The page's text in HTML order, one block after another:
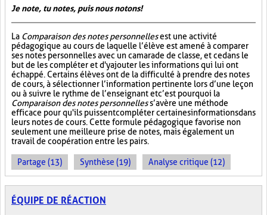
Je note, tu notes, puis nous notons!
La Comparaison des notes personnellesest une activité
pédagogique au cours de laquelle l’élève est amené à comparer
ses notes personnelles avec un camarade de classe, et ce dans le
but de les compléter et d'y ajouter les informations qui lui ont
échappé. Certains élèves ont de la difficulté à prendre des notes
de cours, à sélectionner l’information pertinente lors d’une leçon
ou à suivre le rythme de l’enseignant et c’est pourquoi la
Comparaison des notes personnelless’avère une méthode
efficace pour qu'ils puissent compléter certaines informations dans
leurs notes de cours. Cette formule pédagogique favorise non
seulement une meilleure prise de notes, mais également un
travail de coopération entre les pairs.
Partage (13) Synthèse (19) Analyse critique (12)
ÉQUIPE DE RÉACTION